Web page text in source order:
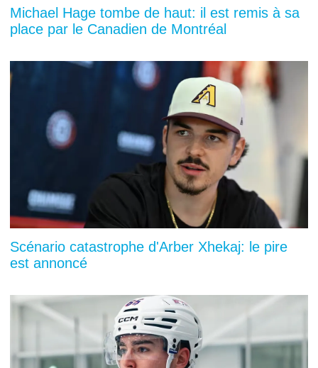
Michael Hage tombe de haut: il est remis à sa
place par le Canadien de Montréal
Scénario catastrophe d'Arber Xhekaj: le pire
est annoncé